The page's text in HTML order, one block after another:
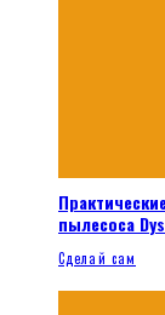
пылесоса
Сделай сам